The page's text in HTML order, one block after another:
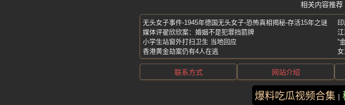
相关内容推荐
无头女子事件-1945年德国无头女子-恐怖真相揭秘-存活15年之谜
媒体评翟欣欣案：婚姻不是犯罪挡箭牌
小学生站窗外打扫卫生 当地回应
“
香港黄金劫案仍有4人在逃
爆料吃瓜视频合集
联系方式 网站介绍
版权所有 ©2025 蜜